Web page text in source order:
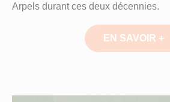
Arpels durant ces deux décennies.
EN SAVOIR +